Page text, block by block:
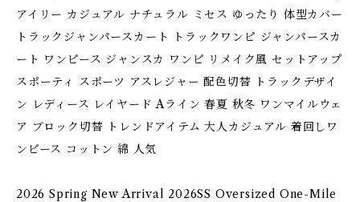
アイリー カジュアル ナチュラル ミセス ゆったり 体型カバー
トラックジャンパースカート トラックワンピ ジャンパースカ
ート ワンピース ジャンスカ ワンピ リメイク風 セットアップ
スポーティ スポーツ アスレジャー 配色切替 トラックデザイ
ン レディース レイヤード Aライン 春夏 秋冬 ワンマイルウェ
ア ブロック切替 トレンドアイテム 大人カジュアル 着回しワ
ンピース コットン 綿 人気
2026 Spring New Arrival 2026SS Oversized One-Mile